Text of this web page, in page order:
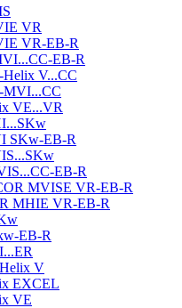
VR
VR-EB-R
EB-R
V...CC
MVI...CC
VE...VR
SKw-EB-R
EB-R
MVISE VR-EB-R
MHIE VR-EB-R
EB-R
V
EXCEL
VE